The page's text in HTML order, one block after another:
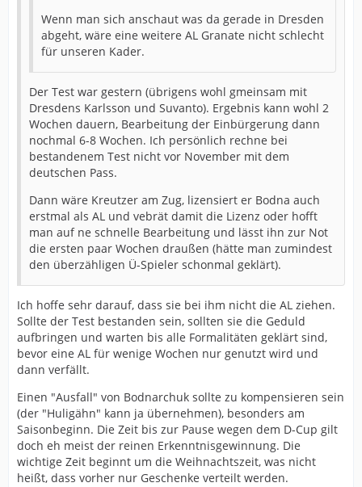
Wenn man sich anschaut was da gerade in Dresden
abgeht, wäre eine weitere AL Granate nicht schlecht
für unseren Kader.
Der Test war gestern (übrigens wohl gmeinsam mit
Dresdens Karlsson und Suvanto). Ergebnis kann wohl 2
Wochen dauern, Bearbeitung der Einbürgerung dann
nochmal 6-8 Wochen. Ich persönlich rechne bei
bestandenem Test nicht vor November mit dem
deutschen Pass.
Dann wäre Kreutzer am Zug, lizensiert er Bodna auch
erstmal als AL und vebrät damit die Lizenz oder hofft
man auf ne schnelle Bearbeitung und lässt ihn zur Not
die ersten paar Wochen draußen (hätte man zumindest
den überzähligen Ü-Spieler schonmal geklärt).
Ich hoffe sehr darauf, dass sie bei ihm nicht die AL ziehen.
Sollte der Test bestanden sein, sollten sie die Geduld
aufbringen und warten bis alle Formalitäten geklärt sind,
bevor eine AL für wenige Wochen nur genutzt wird und
dann verfällt.
Einen "Ausfall" von Bodnarchuk sollte zu kompensieren sein
(der "Huligähn" kann ja übernehmen), besonders am
Saisonbeginn. Die Zeit bis zur Pause wegen dem D-Cup gilt
doch eh meist der reinen Erkenntnisgewinnung. Die
wichtige Zeit beginnt um die Weihnachtszeit, was nicht
heißt, dass vorher nur Geschenke verteilt werden.